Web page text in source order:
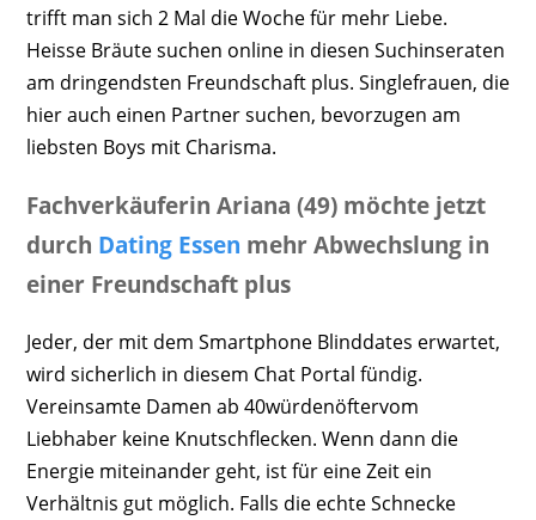
trifft man sich 2 Mal die Woche für mehr Liebe.
Heisse Bräute suchen online in diesen Suchinseraten
am dringendsten Freundschaft plus. Singlefrauen, die
hier auch einen Partner suchen, bevorzugen am
liebsten Boys mit Charisma.
Fachverkäuferin Ariana (49) möchte jetzt
durch Dating Essen mehr Abwechslung in
einer Freundschaft plus
Jeder, der mit dem Smartphone Blinddates erwartet,
wird sicherlich in diesem Chat Portal fündig.
Vereinsamte Damen ab 40würdenöftervom
Liebhaber keine Knutschflecken. Wenn dann die
Energie miteinander geht, ist für eine Zeit ein
Verhältnis gut möglich. Falls die echte Schnecke